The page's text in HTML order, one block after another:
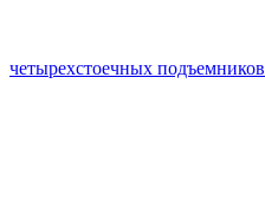
четырехстоечных подъемников